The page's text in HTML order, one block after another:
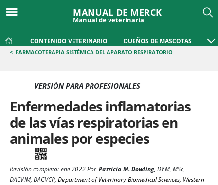
MANUAL DE MERCK
Manual de veterinaria
CONTENIDO VETERINARIO DUEÑOS DE MASCOTAS
< FARMACOTERAPIA SISTÉMICA DEL APARATO RESPIRATORIO
VERSIÓN PARA PROFESIONALES
Enfermedades inflamatorias
de las vías respiratorias en
animales por especies
Revisión completa: ene 2022Por Patricia M. Dowling,DVM, MSc,
DACVIM, DACVCP,Department of Veterinary Biomedical Sciences, Western